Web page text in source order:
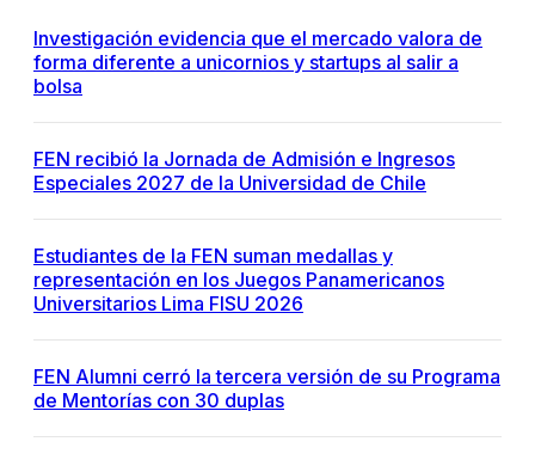
Investigación evidencia que el mercado valora de
forma diferente a unicornios y startups al salir a
bolsa
FEN recibió la Jornada de Admisión e Ingresos
Especiales 2027 de la Universidad de Chile
Estudiantes de la FEN suman medallas y
representación en los Juegos Panamericanos
Universitarios Lima FISU 2026
FEN Alumni cerró la tercera versión de su Programa
de Mentorías con 30 duplas